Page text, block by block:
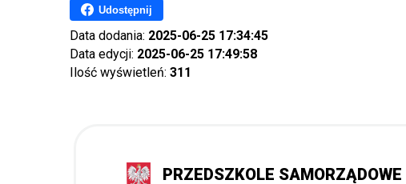
Udostępnij
Data dodania: 2025-06-25 17:34:45
Data edycji: 2025-06-25 17:49:58
Ilość wyświetleń: 311
PRZEDSZKOLE SAMORZĄDOWE